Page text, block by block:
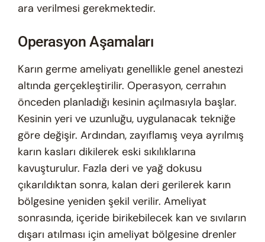
ara verilmesi gerekmektedir.
Operasyon Aşamaları
Karın germe ameliyatı genellikle genel anestezi
altında gerçekleştirilir. Operasyon, cerrahın
önceden planladığı kesinin açılmasıyla başlar.
Kesinin yeri ve uzunluğu, uygulanacak tekniğe
göre değişir. Ardından, zayıflamış veya ayrılmış
karın kasları dikilerek eski sıkılıklarına
kavuşturulur. Fazla deri ve yağ dokusu
çıkarıldıktan sonra, kalan deri gerilerek karın
bölgesine yeniden şekil verilir. Ameliyat
sonrasında, içeride birikebilecek kan ve sıvıların
dışarı atılması için ameliyat bölgesine drenler